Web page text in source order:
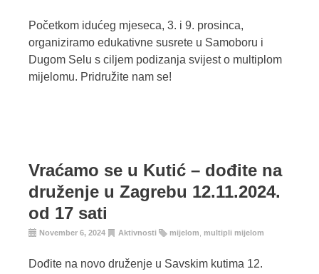
Početkom idućeg mjeseca, 3. i 9. prosinca,
organiziramo edukativne susrete u Samoboru i
Dugom Selu s ciljem podizanja svijest o multiplom
mijelomu. Pridružite nam se!
Vraćamo se u Kutić – dođite na
druženje u Zagrebu 12.11.2024.
od 17 sati
November 6, 2024 Aktivnosti mijelom multipli mijelom
Dođite na novo druženje u Savskim kutima 12.